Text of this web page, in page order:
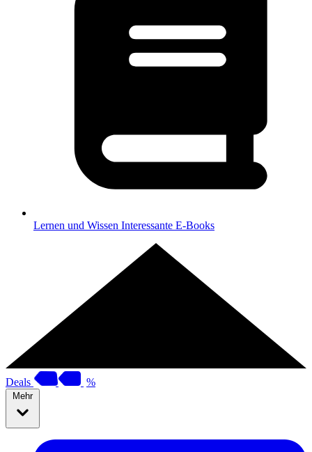
Lernen und Wissen Interessante E-Books
Deals %
Mehr